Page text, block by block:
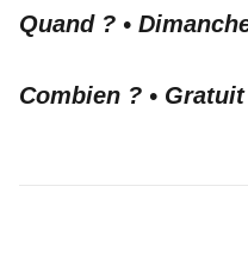
Quand ? •
Combien ? • Gratuit